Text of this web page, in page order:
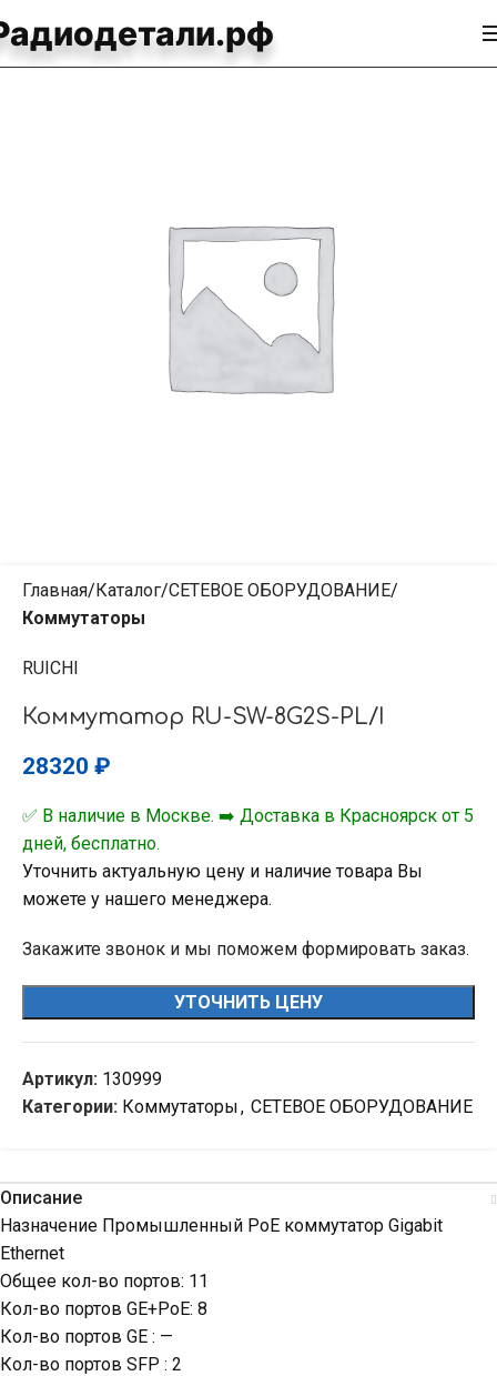
Главная Каталог СЕТЕВОЕ ОБОРУДОВАНИЕ
Коммутаторы
RUICHI
Коммутатор RU-SW-8G2S-PL/I
28320 ₽
✅ В наличие в Москве. ➡️ Доставка в Красноярск от 5
дней, бесплатно.
Уточнить актуальную цену и наличие товара Вы
можете у нашего менеджера.
Закажите звонок и мы поможем формировать заказ.
УТОЧНИТЬ ЦЕНУ
Артикул: 130999
Категории: Коммутаторы, СЕТЕВОЕ ОБОРУДОВАНИЕ
Описание
Назначение Промышленный PoE коммутатор Gigabit
Ethernet
Общее кол-во портов: 11
Кол-во портов GE+PoE: 8
Кол-во портов GE : —
Кол-во портов SFP : 2